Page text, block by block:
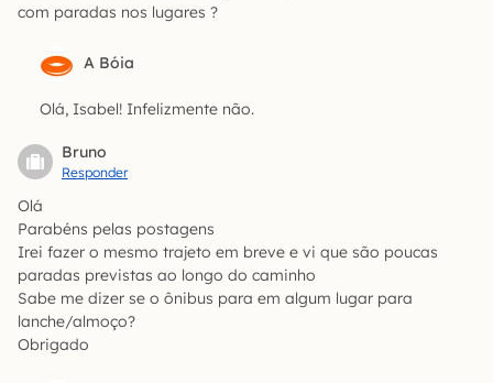
com paradas nos lugares ?
A Bóia
Olá, Isabel! Infelizmente não.
Bruno
Responder
Olá
Parabéns pelas postagens
Irei fazer o mesmo trajeto em breve e vi que são poucas
paradas previstas ao longo do caminho
Sabe me dizer se o ônibus para em algum lugar para
lanche/almoço?
Obrigado